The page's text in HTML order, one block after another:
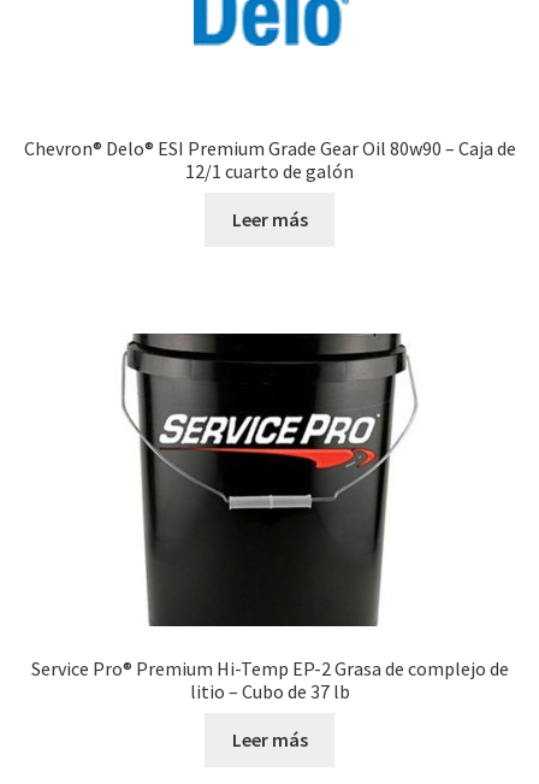
Chevron® Delo® ESI Premium Grade Gear Oil 80w90 – Caja de
12/1 cuarto de galón
Leer más
Service Pro® Premium Hi-Temp EP-2 Grasa de complejo de
litio – Cubo de 37 lb
Leer más